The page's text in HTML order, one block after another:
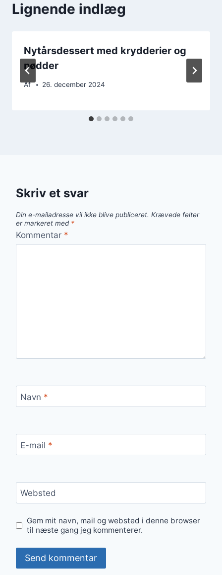
Lignende indlæg
Nytårsdessert med krydderier og
nødder
Af 26. december 2024
Skriv et svar
Din e-mailadresse vil ikke blive publiceret. Krævede felter
er markeret med *
Kommentar *
Navn *
E-mail *
Websted
Gem mit navn, mail og websted i denne browser
til næste gang jeg kommenterer.